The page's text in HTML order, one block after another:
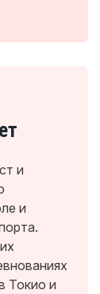
и
и
Токио и